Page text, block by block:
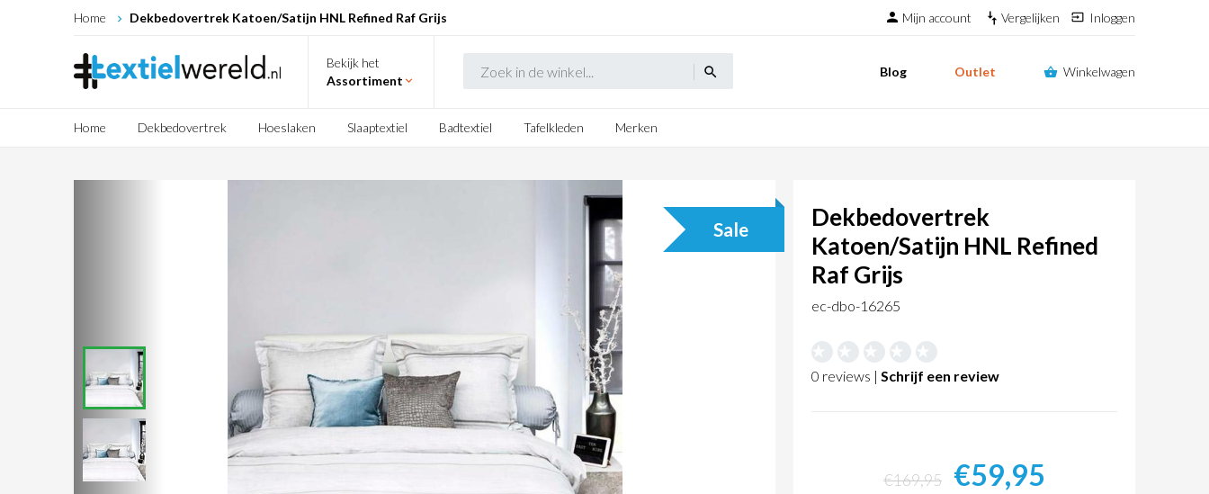
Home Dekbedovertrek Katoen/Satijn HNL Refined Raf Grijs Mijn account Vergelijken Inloggen
Bekijk het
Assortiment
search Blog Outlet Winkelwagen
Home Dekbedovertrek Hoeslaken Slaaptextiel Badtextiel Tafelkleden Merken
Sale
Dekbedovertrek
Katoen/Satijn HNL Refined
Raf Grijs
ec-dbo-16265
0 reviews | Schrijf een review
€169,95 €59,95